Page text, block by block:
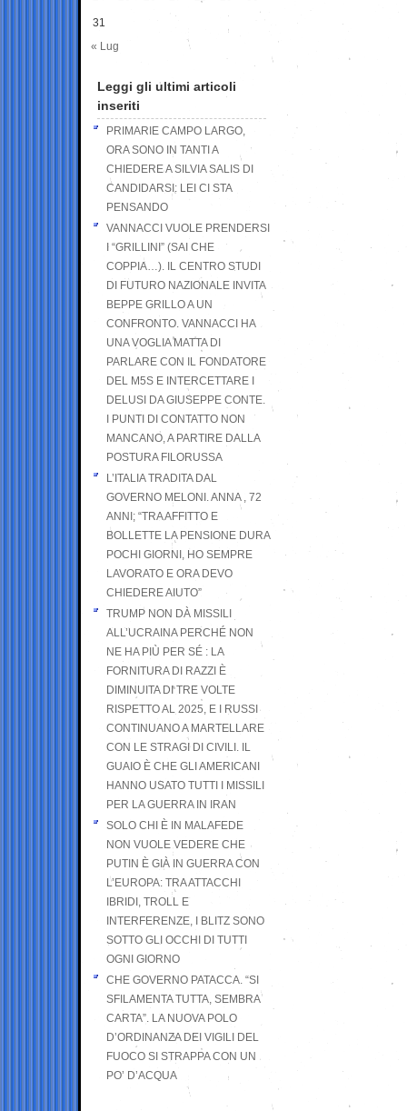
31
« Lug
Leggi gli ultimi articoli
inseriti
PRIMARIE CAMPO LARGO,
ORA SONO IN TANTI A
CHIEDERE A SILVIA SALIS DI
CANDIDARSI: LEI CI STA
PENSANDO
VANNACCI VUOLE PRENDERSI
I “GRILLINI” (SAI CHE
COPPIA…). IL CENTRO STUDI
DI FUTURO NAZIONALE INVITA
BEPPE GRILLO A UN
CONFRONTO. VANNACCI HA
UNA VOGLIA MATTA DI
PARLARE CON IL FONDATORE
DEL M5S E INTERCETTARE I
DELUSI DA GIUSEPPE CONTE.
I PUNTI DI CONTATTO NON
MANCANO, A PARTIRE DALLA
POSTURA FILORUSSA
L’ITALIA TRADITA DAL
GOVERNO MELONI. ANNA , 72
ANNI; “TRA AFFITTO E
BOLLETTE LA PENSIONE DURA
POCHI GIORNI, HO SEMPRE
LAVORATO E ORA DEVO
CHIEDERE AIUTO”
TRUMP NON DÀ MISSILI
ALL’UCRAINA PERCHÉ NON
NE HA PIÙ PER SÉ : LA
FORNITURA DI RAZZI È
DIMINUITA DI TRE VOLTE
RISPETTO AL 2025, E I RUSSI
CONTINUANO A MARTELLARE
CON LE STRAGI DI CIVILI. IL
GUAIO È CHE GLI AMERICANI
HANNO USATO TUTTI I MISSILI
PER LA GUERRA IN IRAN
SOLO CHI È IN MALAFEDE
NON VUOLE VEDERE CHE
PUTIN È GIÀ IN GUERRA CON
L’EUROPA: TRA ATTACCHI
IBRIDI, TROLL E
INTERFERENZE, I BLITZ SONO
SOTTO GLI OCCHI DI TUTTI
OGNI GIORNO
CHE GOVERNO PATACCA. “SI
SFILAMENTA TUTTA, SEMBRA
CARTA”. LA NUOVA POLO
D’ORDINANZA DEI VIGILI DEL
FUOCO SI STRAPPA CON UN
PO’ D’ACQUA